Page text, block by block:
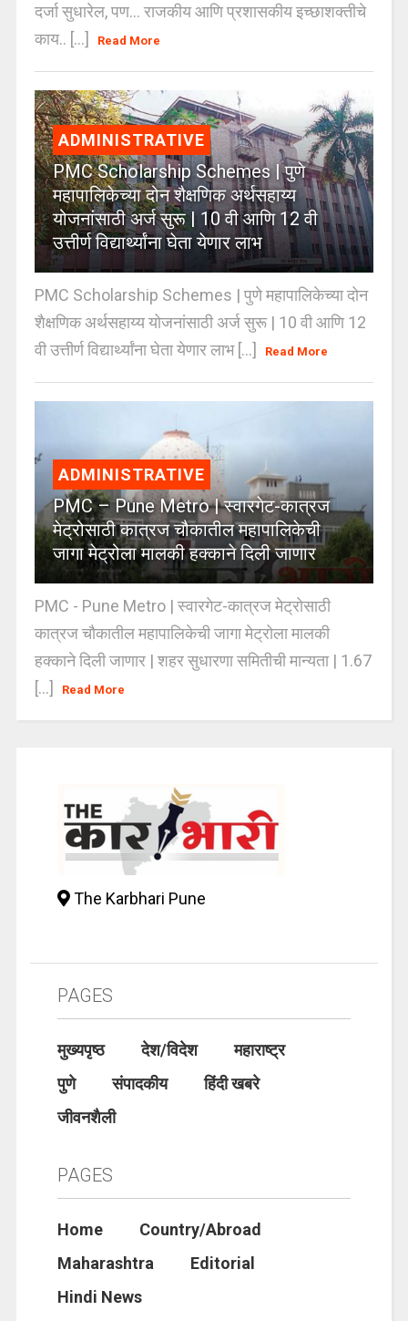
दर्जा सुधारेल, पण… राजकीय आणि प्रशासकीय इच्छाशक्तीचे
काय.. [...]
Read More
ADMINISTRATIVE
PMC Scholarship Schemes | पुणे
महापालिकेच्या दोन शैक्षणिक अर्थसहाय्य
योजनांसाठी अर्ज सुरू | 10 वी आणि 12 वी
उत्तीर्ण विद्यार्थ्यांना घेता येणार लाभ
PMC Scholarship Schemes | पुणे महापालिकेच्या दोन
शैक्षणिक अर्थसहाय्य योजनांसाठी अर्ज सुरू | 10 वी आणि 12
वी उत्तीर्ण विद्यार्थ्यांना घेता येणार लाभ [...]
Read More
ADMINISTRATIVE
PMC – Pune Metro | स्वारगेट-कात्रज
मेट्रोसाठी कात्रज चौकातील महापालिकेची
जागा मेट्रोला मालकी हक्काने दिली जाणार
PMC - Pune Metro | स्वारगेट-कात्रज मेट्रोसाठी
कात्रज चौकातील महापालिकेची जागा मेट्रोला मालकी
हक्काने दिली जाणार | शहर सुधारणा समितीची मान्यता | 1.67
[...]
Read More
The Karbhari Pune
PAGES
मुख्यपृष्ठ देश/विदेश
महाराष्ट्र
पुणे
संपादकीय
हिंदी खबरे
जीवनशैली
PAGES
Home
Country/Abroad
Maharashtra
Editorial
Hindi News